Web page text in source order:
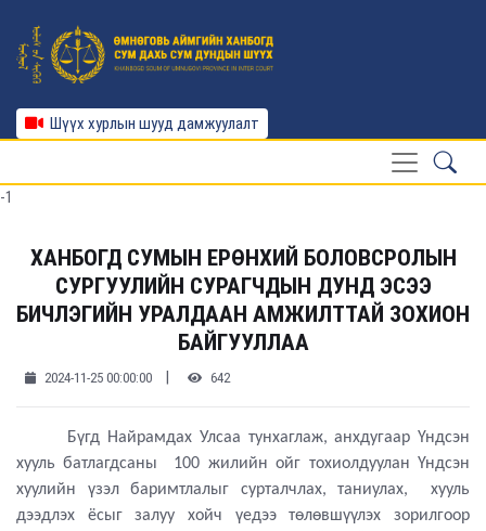
Шүүх хурлын шууд дамжуулалт
-1
ХАНБОГД СУМЫН ЕРӨНХИЙ БОЛОВСРОЛЫН
СУРГУУЛИЙН СУРАГЧДЫН ДУНД ЭСЭЭ
БИЧЛЭГИЙН УРАЛДААН АМЖИЛТТАЙ ЗОХИОН
БАЙГУУЛЛАА
2024-11-25 00:00:00 642
Бүгд Найрамдах Улсаа тунхаглаж, анхдугаар Үндсэн
хууль батлагдсаны 100 жилийн ойг тохиолдуулан Үндсэн
хуулийн үзэл баримтлалыг сурталчлах, таниулах, хууль
дээдлэх ёсыг залуу хойч үедээ төлөвшүүлэх зорилгоор